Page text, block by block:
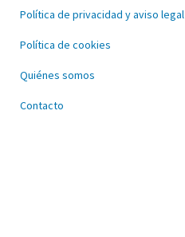
Política de privacidad y aviso legal
Política de cookies
Quiénes somos
Contacto